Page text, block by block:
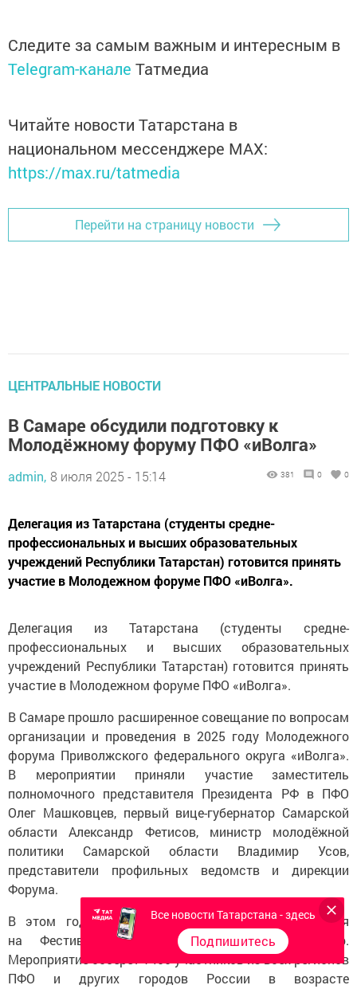
Следите за самым важным и интересным в
Telegram-канале Татмедиа
Читайте новости Татарстана в
национальном мессенджере MАХ:
https://max.ru/tatmedia
Перейти на страницу новости
ЦЕНТРАЛЬНЫЕ НОВОСТИ
В Самаре обсудили подготовку к
Молодёжному форуму ПФО «иВолга»
admin, 8 июля 2025 - 15:14 381 0 0
Делегация из Татарстана (студенты средне-
профессиональных и высших образовательных
учреждений Республики Татарстан) готовится принять
участие в Молодежном форуме ПФО «иВолга».
Делегация из Татарстана (студенты средне-
профессиональных и высших образовательных
учреждений Республики Татарстан) готовится принять
участие в Молодежном форуме ПФО «иВолга».
В Самаре прошло расширенное совещание по вопросам
организации и проведения в 2025 году Молодежного
форума Приволжского федерального округа «иВолга».
В мероприятии приняли участие заместитель
полномочного представителя Президента РФ в ПФО
Олег Машковцев, первый вице-губернатор Самарской
области Александр Фетисов, министр молодёжной
политики Самарской области Владимир Усов,
представители профильных ведомств и дирекции
Форума.
В этом году «иВолга» пройдет с 24 по 29 июля
на Фестивальной поляне Мастрюковских озер.
Мероприятие соберёт 1400 участников из всех регионов
ПФО и других городов России в возрасте
Все новости Татарстана - здесь
Подпишитесь